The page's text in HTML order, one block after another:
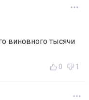
виновного тысячи
0 1